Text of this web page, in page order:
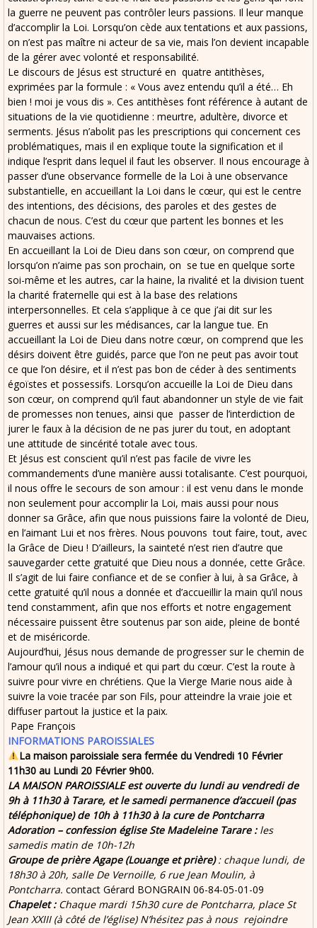
la guerre ne peuvent pas contrôler leurs passions. Il leur manque
d’accomplir la Loi. Lorsqu’on cède aux tentations et aux passions,
on n’est pas maître ni acteur de sa vie, mais l’on devient incapable
de la gérer avec volonté et responsabilité.
Le discours de Jésus est structuré en quatre antithèses,
exprimées par la formule : « Vous avez entendu qu’il a été… Eh
bien ! moi je vous dis ». Ces antithèses font référence à autant de
situations de la vie quotidienne : meurtre, adultère, divorce et
serments. Jésus n’abolit pas les prescriptions qui concernent ces
problématiques, mais il en explique toute la signification et il
indique l’esprit dans lequel il faut les observer. Il nous encourage à
passer d’une observance formelle de la Loi à une observance
substantielle, en accueillant la Loi dans le cœur, qui est le centre
des intentions, des décisions, des paroles et des gestes de
chacun de nous. C’est du cœur que partent les bonnes et les
mauvaises actions.
En accueillant la Loi de Dieu dans son cœur, on comprend que
lorsqu’on n’aime pas son prochain, on se tue en quelque sorte
soi-même et les autres, car la haine, la rivalité et la division tuent
la charité fraternelle qui est à la base des relations
interpersonnelles. Et cela s’applique à ce que j’ai dit sur les
guerres et aussi sur les médisances, car la langue tue. En
accueillant la Loi de Dieu dans notre cœur, on comprend que les
désirs doivent être guidés, parce que l’on ne peut pas avoir tout
ce que l’on désire, et il n’est pas bon de céder à des sentiments
égoïstes et possessifs. Lorsqu’on accueille la Loi de Dieu dans
son cœur, on comprend qu’il faut abandonner un style de vie fait
de promesses non tenues, ainsi que passer de l’interdiction de
jurer le faux à la décision de ne pas jurer du tout, en adoptant
une attitude de sincérité totale avec tous.
Et Jésus est conscient qu’il n’est pas facile de vivre les
commandements d’une manière aussi totalisante. C’est pourquoi,
il nous offre le secours de son amour : il est venu dans le monde
non seulement pour accomplir la Loi, mais aussi pour nous
donner sa Grâce, afin que nous puissions faire la volonté de Dieu,
en l’aimant Lui et nos frères. Nous pouvons tout faire, tout, avec
la Grâce de Dieu ! D’ailleurs, la sainteté n’est rien d’autre que
sauvegarder cette gratuité que Dieu nous a donnée, cette Grâce.
Il s’agit de lui faire confiance et de se confier à lui, à sa Grâce, à
cette gratuité qu’il nous a donnée et d’accueillir la main qu’il nous
tend constamment, afin que nos efforts et notre engagement
nécessaire puissent être soutenus par son aide, pleine de bonté
et de miséricorde.
Aujourd’hui, Jésus nous demande de progresser sur le chemin de
l’amour qu’il nous a indiqué et qui part du cœur. C’est la route à
suivre pour vivre en chrétiens. Que la Vierge Marie nous aide à
suivre la voie tracée par son Fils, pour atteindre la vraie joie et
diffuser partout la justice et la paix.
Pape François
INFORMATIONS PAROISSIALES
La maison paroissiale sera fermée du Vendredi 10 Février
11h30 au Lundi 20 Février 9h00.
LA MAISON PAROISSIALE est ouverte du lundi au vendredi de
9h à 11h30 à Tarare, etle samedi permanence d’accueil (pas
téléphonique) de 10h à 11h30 à la cure de Pontcharra
Adoration – confession église Ste Madeleine Tarare : les
samedis matin de 10h-12h
Groupe de prière Agape (Louange et prière): chaque lundi, de
18h30 à 20h, salle De Vernoille, 6 rue Jean Moulin, à
Pontcharra. contact Gérard BONGRAIN 06-84-05-01-09
Chapelet :Chaque mardi 15h30 cure de Pontcharra, place St
Jean XXIII (à côté de l’église) N’hésitez pas à nous rejoindre